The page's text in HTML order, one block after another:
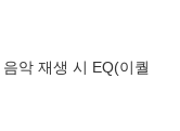
악 재생 시 EQ(이퀄